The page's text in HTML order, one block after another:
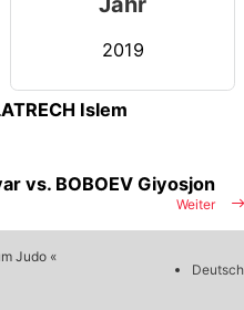
2019
Islem
Weiter
vs. BOBOEV Giyosjon
Judo «
Deutsch